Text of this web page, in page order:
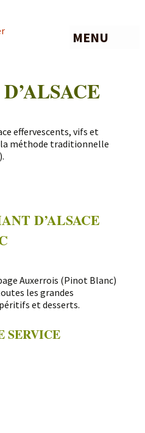
MENU
effervescents, vifs et
méthode traditionnelle
D’ALSACE
Auxerrois (Pinot Blanc)
les grandes
et desserts.
SERVICE